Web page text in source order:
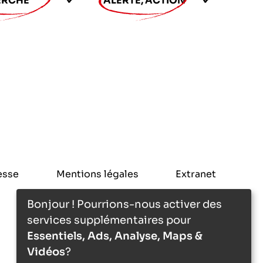
Mentions légales Extranet
Bonjour ! Pourrions-nous activer des
services supplémentaires pour
Essentiels, Ads, Analyse, Maps &
Vidéos?